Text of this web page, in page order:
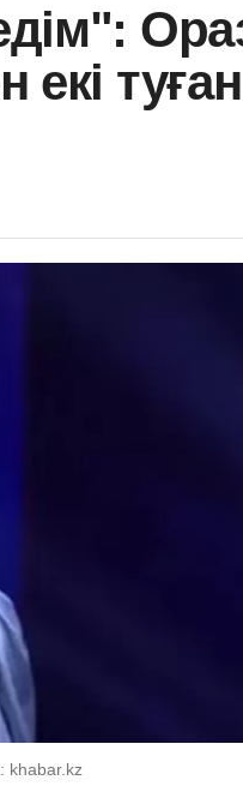
екі
khabar.kz